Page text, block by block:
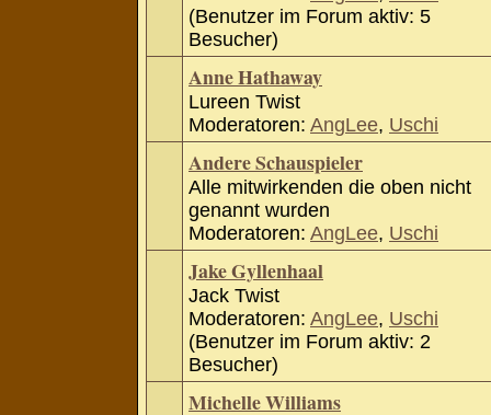
(Benutzer im Forum aktiv: 5
Besucher)
Anne Hathaway
Lureen Twist
Moderatoren: AngLee, Uschi
Andere Schauspieler
Alle mitwirkenden die oben nicht
genannt wurden
Moderatoren: AngLee, Uschi
Jake Gyllenhaal
Jack Twist
Moderatoren: AngLee, Uschi
(Benutzer im Forum aktiv: 2
Besucher)
Michelle Williams